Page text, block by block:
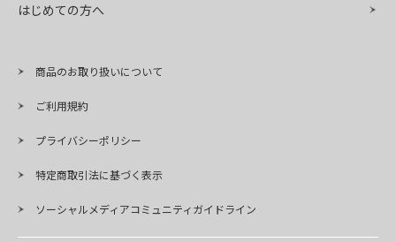
はじめての方へ
商品のお取り扱いについて
ご利用規約
プライバシーポリシー
特定商取引法に基づく表示
ソーシャルメディアコミュニティガイドライン